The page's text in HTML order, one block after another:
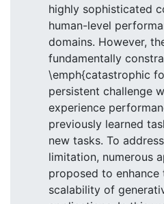
highly sophisticated
human-level
domains. However,
fundamentally
\emph{catastrophic
persistent challenge
experience
previously learned
new tasks. To
limitation, numerous
proposed to
scalability of